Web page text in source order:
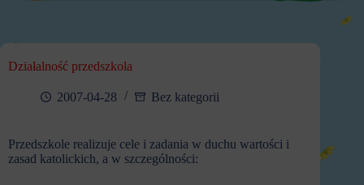
Działalność przedszkola
2007-04-28 Bez kategorii
Przedszkole realizuje cele i zadania w duchu wartości i
zasad katolickich, a w szczególności: